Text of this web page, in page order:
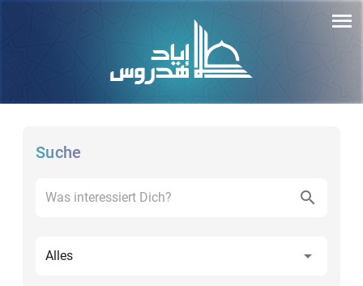
Suche
Alles